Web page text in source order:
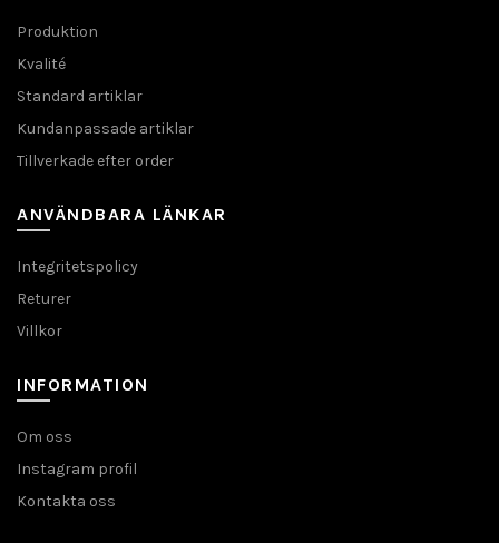
Produktion
Kvalité
Standard artiklar
Kundanpassade artiklar
Tillverkade efter order
ANVÄNDBARA LÄNKAR
Integritetspolicy
Returer
Villkor
INFORMATION
Om oss
Instagram profil
Kontakta oss